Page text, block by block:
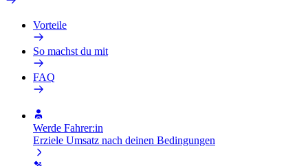
Vorteile
So machst du mit
FAQ
Werde Fahrer:in
Erziele Umsatz nach deinen Bedingungen